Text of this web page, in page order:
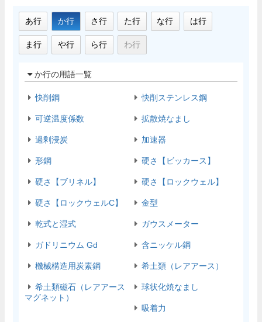
あ行 か行 さ行 た行 な行 は行
ま行 や行 ら行 わ行
か行の用語一覧
快削鋼 快削ステンレス鋼
可逆温度係数 拡散焼なまし
過剰浸炭 加速器
形鋼 硬さ【ビッカース】
硬さ【ブリネル】 硬さ【ロックウェル】
硬さ【ロックウェルC】 金型
乾式と湿式 ガウスメーター
ガドリニウム Gd 含ニッケル鋼
機械構造用炭素鋼 希土類（レアアース）
希土類磁石（レアアース
マグネット）
球状化焼なまし
吸着力